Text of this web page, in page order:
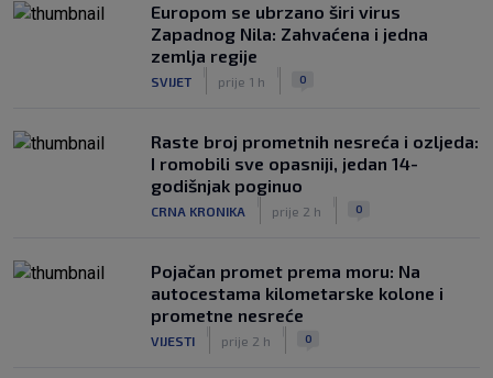
Europom se ubrzano širi virus
Zapadnog Nila: Zahvaćena i jedna
zemlja regije
SVIJET prije 1 h 0
Raste broj prometnih nesreća i ozljeda:
I romobili sve opasniji, jedan 14-
godišnjak poginuo
CRNA KRONIKA prije 2 h 0
Pojačan promet prema moru: Na
autocestama kilometarske kolone i
prometne nesreće
VIJESTI prije 2 h 0